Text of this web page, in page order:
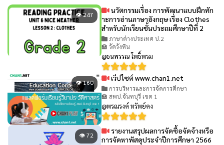
👁 247
นวัตกรรมเรื่อง การพัฒนาแบบฝึกทัก
าะการอ่านภาษาอังกฤษ เรื่อง Clothes
สำหรับนักเรียนชั้นประถมศึกษาปีที่ 2
ภาษาต่างประเทศ ป.2
🏫 วัดวังหิน
@ธนพรรณ โพธิ์พรม
👁 160 เว็ปไซต์ www.chan1.net
การบริหารและการจัดการศึกษา
🏫 สพป.จันทบุรี เขต 1
@พรณรงค์ ทรัพย์คง
👁 72
รายงานสรุปผลการจัดซื้อจัดจ้างหรือ
การจัดหาพัสดุประจำปีการศึกษา 2566